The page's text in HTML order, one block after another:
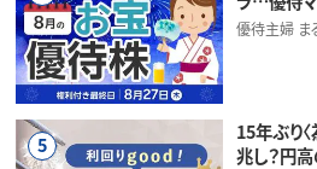
優待主婦 ま
5
15年ぶり
兆し？円